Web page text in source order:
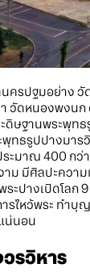
ครปฐมอย่าง วั
วัดหนองพงนก
ดิษฐานพระพุท
ทธรูปปางมาร
ะมาณ 400 กว่
ม มีศิลปะควา
ะปางเปิดโลก
รไหว้พระ ทำบุ
น่นอน
รวิหาร